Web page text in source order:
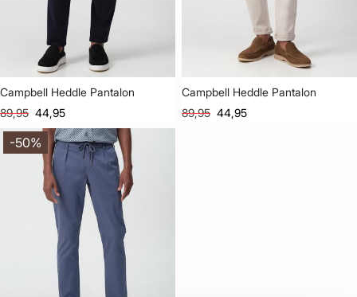
Campbell Heddle Pantalon
89,95 44,95
Campbell Heddle Pantalon
89,95 44,95
-50%